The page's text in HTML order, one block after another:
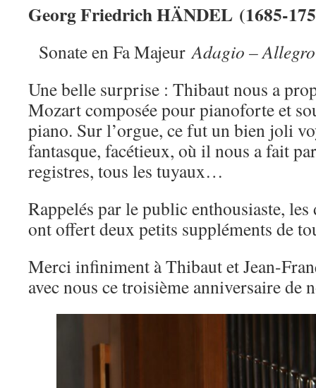
Georg Friedrich HÄNDEL (1685-
Sonate en Fa MajeurAdagio –
Une belle surprise : Thibaut nous a
Mozart composée pour pianoforte et
piano. Sur l’orgue, ce fut un bien joli
fantasque, facétieux, où il nous a fait
registres, tous les tuyaux…
Rappelés par le public enthousiaste,
ont offert deux petits suppléments de
Merci infiniment à Thibaut et Jean-
avec nous ce troisième anniversaire de